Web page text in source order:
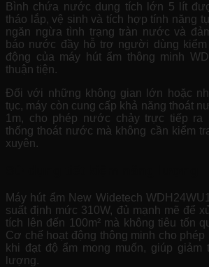
Bình chứa nước dung tích lớn 5 lít
tháo lắp, vệ sinh và tích hợp tính năng
ngăn ngừa tình trạng tràn nước và
báo nước đầy hỗ trợ người dùng
động của máy hút ẩm thông minh
thuận tiện.
Đối với những không gian lớn hoặc
tục, máy còn cung cấp khả năng thoát
1m, cho phép nước chảy trực tiếp ra
thống thoát nước mà không cần kiểm
xuyên.
Máy hút ẩm New Widetech
suất định mức 310W, đủ mạnh mẽ để
tích lên đến 100m² mà không tiêu tốn
Cơ chế hoạt động thông minh cho
khi đạt độ ẩm mong muốn, giúp giảm
lượng.